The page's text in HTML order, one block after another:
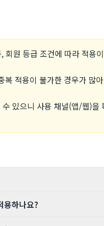
회원 등급 조건에 따라 적용
적용이 불가한 경우가 많
있으니 사용 채널(앱/웹)을
용하나요?